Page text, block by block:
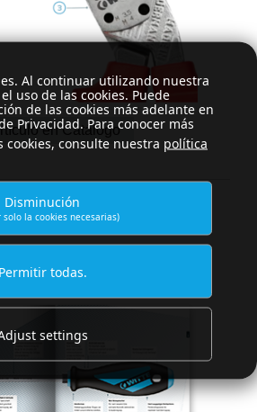
en Catálogo
Al continuar utilizando nuestra
uso de las cookies. Puede
de las cookies más adelante en
Privacidad. Para conocer más
cookies, consulte nuestra política
Disminución
solo la cookies necesarias)
Permitir todas.
settings